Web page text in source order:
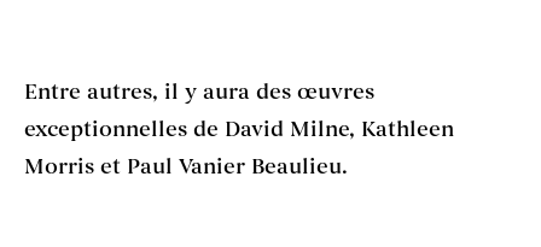
Entre autres, il y aura des œuvres
exceptionnelles de David Milne, Kathleen
Morris et Paul Vanier Beaulieu.